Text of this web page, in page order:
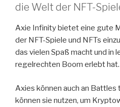
die Welt der NFT-
Axie Infinity bietet eine gute
der NFT-Spiele und NFTs
das vielen Spaß macht und in
regelrechten Boom erlebt hat.
Axies können auch an Battles
können sie nutzen, um